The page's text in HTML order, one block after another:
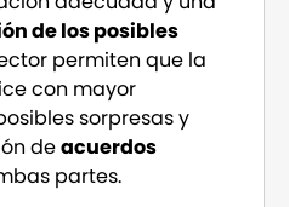
de los posibles
permiten que la
con mayor
sorpresas y
deacuerdos
partes.